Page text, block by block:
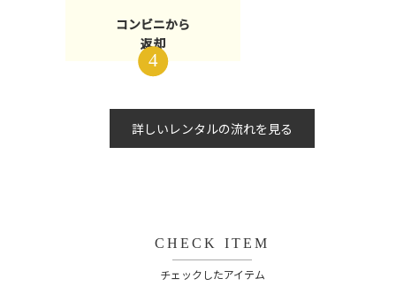
コンビニから
返却
詳しいレンタルの流れを見る
CHECK ITEM
チェックしたアイテム